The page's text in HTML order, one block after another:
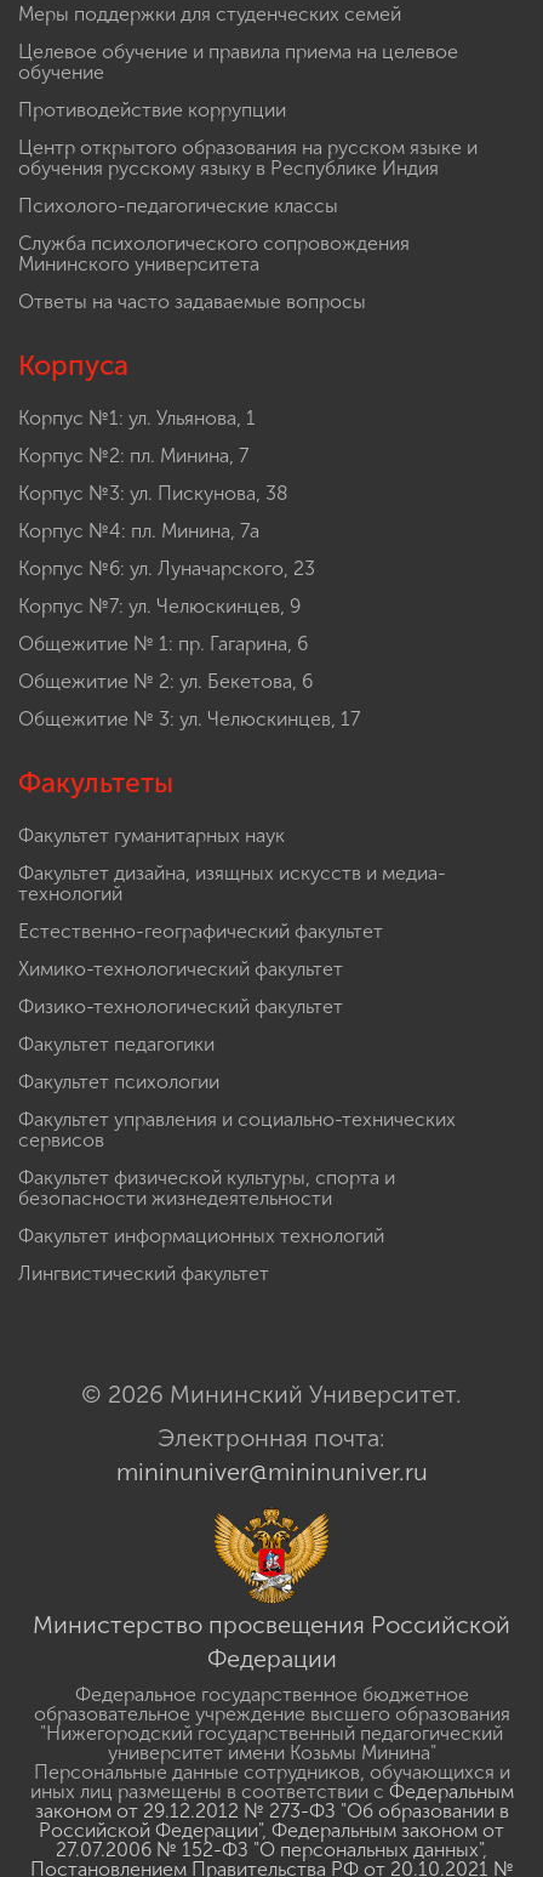
Меры поддержки для студенческих семей
Целевое обучение и правила приема на целевое
обучение
Противодействие коррупции
Центр открытого образования на русском языке и
обучения русскому языку в Республике Индия
Психолого-педагогические классы
Служба психологического сопровождения
Мининского университета
Ответы на часто задаваемые вопросы
Корпуса
Корпус №1: ул. Ульянова, 1
Корпус №2: пл. Минина, 7
Корпус №3: ул. Пискунова, 38
Корпус №4: пл. Минина, 7а
Корпус №6: ул. Луначарского, 23
Корпус №7: ул. Челюскинцев, 9
Общежитие № 1: пр. Гагарина, 6
Общежитие № 2: ул. Бекетова, 6
Общежитие № 3: ул. Челюскинцев, 17
Факультеты
Факультет гуманитарных наук
Факультет дизайна, изящных искусств и медиа-
технологий
Естественно-географический факультет
Химико-технологический факультет
Физико-технологический факультет
Факультет педагогики
Факультет психологии
Факультет управления и социально-технических
сервисов
Факультет физической культуры, спорта и
безопасности жизнедеятельности
Факультет информационных технологий
Лингвистический факультет
© 2026 Мининский Университет.
Электронная почта:
mininuniver@mininuniver.ru
Министерство просвещения Российской
Федерации
Федеральное государственное бюджетное
образовательное учреждение высшего образования
"Нижегородский государственный педагогический
университет имени Козьмы Минина"
Персональные данные сотрудников, обучающихся и
иных лиц размещены в соответствии с Федеральным
законом от 29.12.2012 № 273-ФЗ "Об образовании в
Российской Федерации", Федеральным законом от
27.07.2006 № 152-ФЗ "О персональных данных",
Постановлением Правительства РФ от 20.10.2021 №